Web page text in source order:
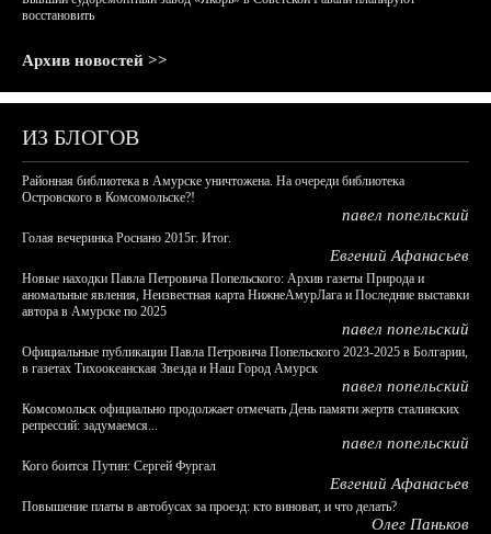
восстановить
Архив новостей >>
ИЗ БЛОГОВ
Районная библиотека в Амурске уничтожена. На очереди библиотека
Островского в Комсомольске?!
павел попельский
Голая вечеринка Роснано 2015г. Итог.
Евгений Афанасьев
Новые находки Павла Петровича Попельского: Архив газеты Природа и
аномальные явления, Неизвестная карта НижнеАмурЛага и Последние выставки
автора в Амурске по 2025
павел попельский
Официальные публикации Павла Петровича Попельского 2023-2025 в Болгарии,
в газетах Тихоокеанская Звезда и Наш Город Амурск
павел попельский
Комсомольск официально продолжает отмечать День памяти жертв сталинских
репрессий: задумаемся...
павел попельский
Кого боится Путин: Сергей Фургал
Евгений Афанасьев
Повышение платы в автобусах за проезд: кто виноват, и что делать?
Олег Паньков